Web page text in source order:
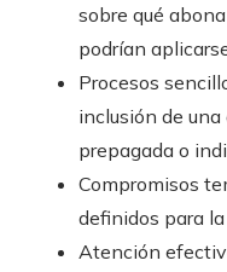
sobre qué
podrían
Procesos
inclusión de
prepagada o
Compromisos
definidos para
Atención